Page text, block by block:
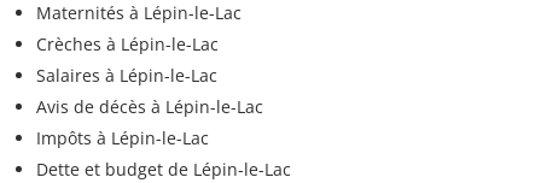
Maternités à Lépin-le-Lac
Crèches à Lépin-le-Lac
Salaires à Lépin-le-Lac
Avis de décès à Lépin-le-Lac
Impôts à Lépin-le-Lac
Dette et budget de Lépin-le-Lac